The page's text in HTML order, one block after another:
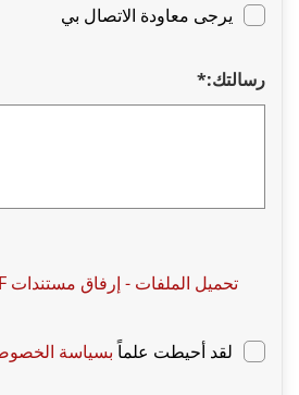
يرجى معاودة الاتصال بي
تحميل الملفات - إرفاق مستندات PDF
لقد أحيطت علماً بسياسة الخصوصية.*